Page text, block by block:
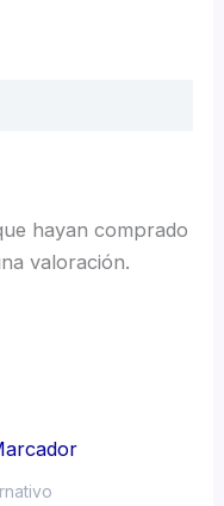
hayan comprado
valoración.